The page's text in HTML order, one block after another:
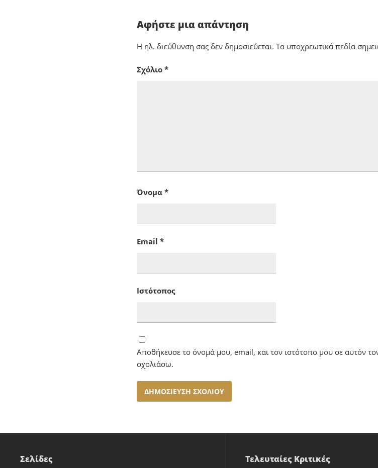
Αφήστε μια απάντηση
Η ηλ. διεύθυνση σας δεν δημοσιεύεται. Τα υποχρεωτικά πεδία
Σχόλιο *
Όνομα *
Email *
Ιστότοπος
Αποθήκευσε το όνομά μου, email, και τον ιστότοπο μου σε αυτόν
σχολιάσω.
Σελίδες Τελευταίες Κριτικές